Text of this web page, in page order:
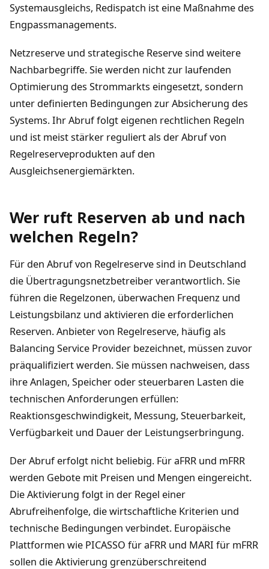
Systemausgleichs, Redispatch ist eine Maßnahme des
Engpassmanagements.
Netzreserve und strategische Reserve sind weitere
Nachbarbegriffe. Sie werden nicht zur laufenden
Optimierung des Strommarkts eingesetzt, sondern
unter definierten Bedingungen zur Absicherung des
Systems. Ihr Abruf folgt eigenen rechtlichen Regeln
und ist meist stärker reguliert als der Abruf von
Regelreserveprodukten auf den
Ausgleichsenergiemärkten.
Wer ruft Reserven ab und nach
welchen Regeln?
Für den Abruf von Regelreserve sind in Deutschland
die Übertragungsnetzbetreiber verantwortlich. Sie
führen die Regelzonen, überwachen Frequenz und
Leistungsbilanz und aktivieren die erforderlichen
Reserven. Anbieter von Regelreserve, häufig als
Balancing Service Provider bezeichnet, müssen zuvor
präqualifiziert werden. Sie müssen nachweisen, dass
ihre Anlagen, Speicher oder steuerbaren Lasten die
technischen Anforderungen erfüllen:
Reaktionsgeschwindigkeit, Messung, Steuerbarkeit,
Verfügbarkeit und Dauer der Leistungserbringung.
Der Abruf erfolgt nicht beliebig. Für aFRR und mFRR
werden Gebote mit Preisen und Mengen eingereicht.
Die Aktivierung folgt in der Regel einer
Abrufreihenfolge, die wirtschaftliche Kriterien und
technische Bedingungen verbindet. Europäische
Plattformen wie PICASSO für aFRR und MARI für mFRR
sollen die Aktivierung grenzüberschreitend